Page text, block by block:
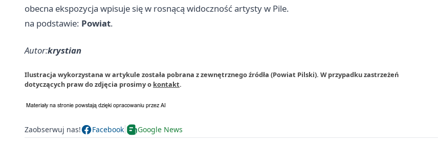
obecna ekspozycja wpisuje się w rosnącą widoczność artysty w Pile.
na podstawie: Powiat.
Autor:krystian
Ilustracja wykorzystana w artykule została pobrana z zewnętrznego źródła (Powiat Pilski). W przypadku zastrzeżeń
dotyczących praw do zdjęcia prosimy o kontakt.
Zaobserwuj nas! Facebook Google News